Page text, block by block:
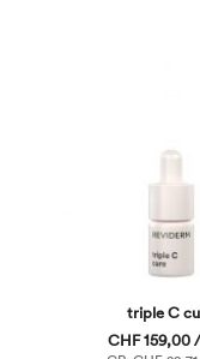
triple C
CHF 159,00